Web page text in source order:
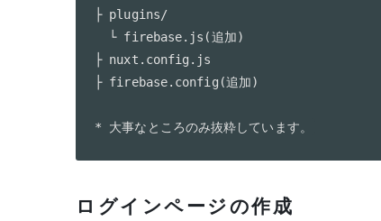
├ plugins/
  └ firebase.js(追加)
├ nuxt.config.js
├ firebase.config(追加)
* 大事なところのみ抜粋しています。
ログインページの作成